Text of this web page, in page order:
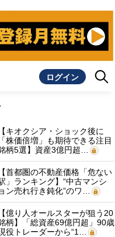
ログイン
【キオクシア・ショック後に
「株価倍増」も期待できる注目
柄5選】資産3億円超…
【首都圏の不動産価格「危ない
」ランキング】“中古マンシ
ョン売れ行き鈍化”のワ…
【億り人オールスターが狙う20
柄】「総資産69億円超」90歳
役トレーダーから“1…